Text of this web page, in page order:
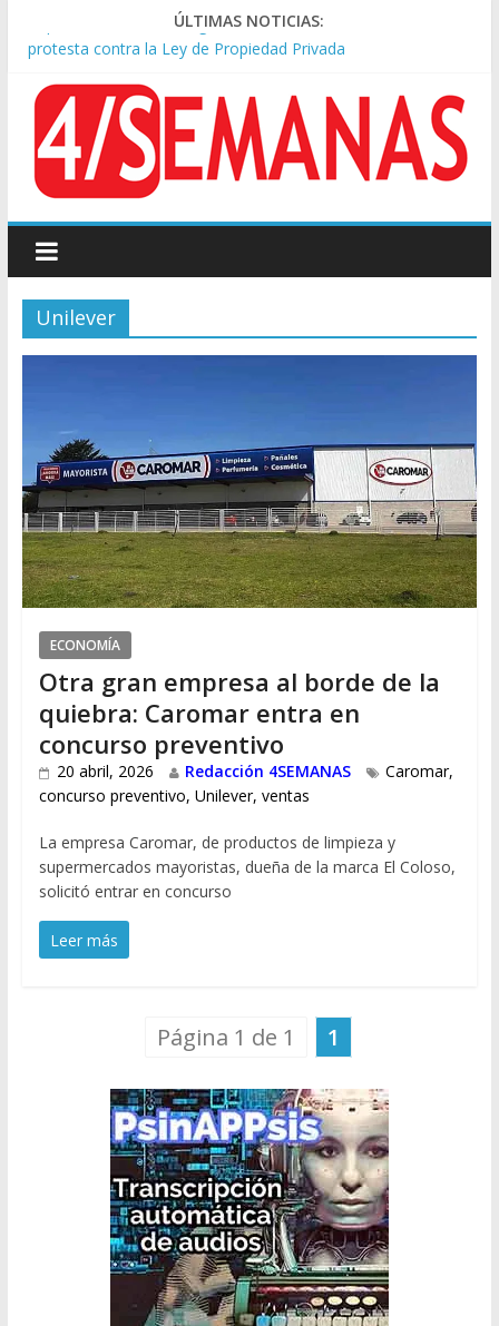
ÚLTIMAS NOTICIAS:
Represión frente al Congreso: tres detenidos durante la
protesta contra la Ley de Propiedad Privada
del capítulo de extranjerización
Sáenz endurece su postura: rechaza cambios en Manejo del
Fuego y defiende la Ley de Tierras
Tormentas severas y fuertes ráfagas de viento: alerta del
Servicio Meteorológico
Los alquileres de departamentos en la CABA aumentaron
1,6% en julio
Unilever
ECONOMÍA
Otra gran empresa al borde de la
quiebra: Caromar entra en
concurso preventivo
20 abril, 2026 Redacción 4SEMANAS Caromar,
concurso preventivo, Unilever, ventas
La empresa Caromar, de productos de limpieza y
supermercados mayoristas, dueña de la marca El Coloso,
solicitó entrar en concurso
Leer más
Página 1 de 1 1